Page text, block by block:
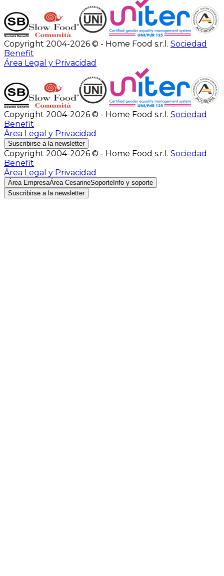
Copyright 2004-2026 © - Home Food s.r.l. Sociedad
Benefit
Área Legal y Privacidad
Copyright 2004-2026 © - Home Food s.r.l. Sociedad
Benefit
Área Legal y Privacidad
Suscribirse a la newsletter
Copyright 2004-2026 © - Home Food s.r.l. Sociedad
Benefit
Área Legal y Privacidad
Área EmpresaÁrea CesarineSoporte Info y soporte
Suscribirse a la newsletter